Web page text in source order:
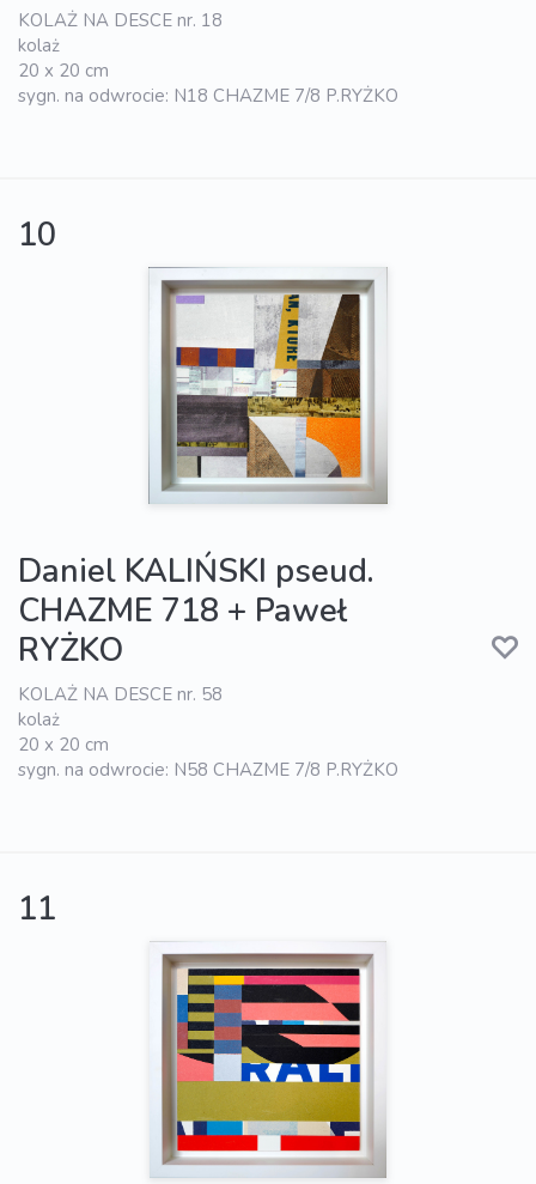
KOLAŻ NA DESCE nr. 18
kolaż
20 x 20 cm
sygn. na odwrocie: N18 CHAZME 7/8 P.RYŻKO
10
Daniel KALIŃSKI pseud.
CHAZME 718 + Paweł
RYŻKO
KOLAŻ NA DESCE nr. 58
kolaż
20 x 20 cm
sygn. na odwrocie: N58 CHAZME 7/8 P.RYŻKO
11